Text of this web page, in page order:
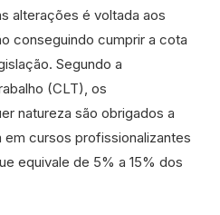
alterações é voltada aos
conseguindo cumprir a cota
Segundo a
(CLT), os
natureza são obrigados a
cursos profissionalizantes
equivale de 5% a 15% dos